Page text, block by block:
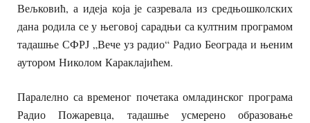
Вељковић, а идеја која је сазревала из средњошколских
дана родила се у његовој сарадњи са култним програмом
тадашње СФРЈ „Вече уз радио“ Радио Београда и њеним
аутором Николом Караклајићем.
Паралелно са временог почетака омладинског програма
Радио Пожаревца, тадашње усмерено образовање